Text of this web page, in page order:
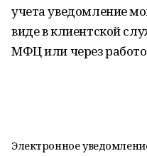
учета уведомление
виде в клиентской
МФЦ или через
Электронное